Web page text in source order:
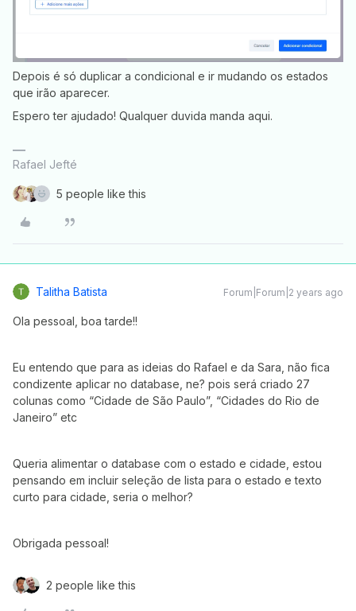
Depois é só duplicar a condicional e ir mudando os estados
que irão aparecer.
Espero ter ajudado! Qualquer duvida manda aqui.
Rafael Jefté
5 people like this
Talitha Batista Forum|Forum|2 years ago
Ola pessoal, boa tarde!!
Eu entendo que para as ideias do Rafael e da Sara, não fica
condizente aplicar no database, ne? pois será criado 27
colunas como “Cidade de São Paulo”, “Cidades do Rio de
Janeiro” etc
Queria alimentar o database com o estado e cidade, estou
pensando em incluir seleção de lista para o estado e texto
curto para cidade, seria o melhor?
Obrigada pessoal!
2 people like this